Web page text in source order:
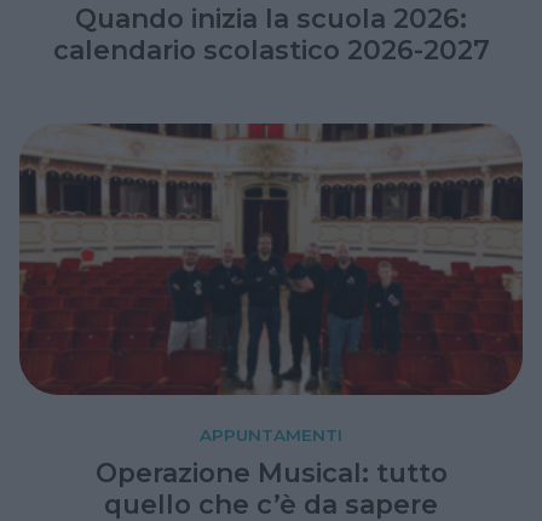
Quando inizia la scuola 2026:
calendario scolastico 2026-2027
APPUNTAMENTI
Operazione Musical: tutto
quello che c’è da sapere